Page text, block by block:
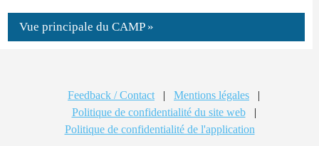
Vue principale du CAMP »
Feedback / Contact | Mentions légales
|
Politique de confidentialité du site web
|
Politique de confidentialité de l'application